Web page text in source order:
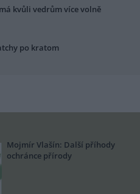
kvůli vedrům více volně
po kratom
Mojmír Vlašín: Další příhody
ochránce přírody